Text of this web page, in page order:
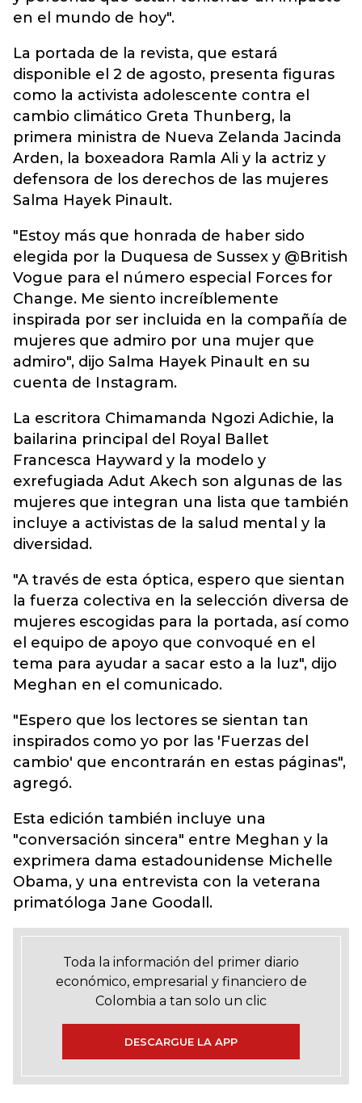
en el mundo de hoy".
La portada de la revista, que estará
disponible el 2 de agosto, presenta figuras
como la activista adolescente contra el
cambio climático Greta Thunberg, la
primera ministra de Nueva Zelanda Jacinda
Arden, la boxeadora Ramla Ali y la actriz y
defensora de los derechos de las mujeres
Salma Hayek Pinault.
"Estoy más que honrada de haber sido
elegida por la Duquesa de Sussex y @British
Vogue para el número especial Forces for
Change. Me siento increíblemente
inspirada por ser incluida en la compañía de
mujeres que admiro por una mujer que
admiro", dijo Salma Hayek Pinault en su
cuenta de Instagram.
La escritora Chimamanda Ngozi Adichie, la
bailarina principal del Royal Ballet
Francesca Hayward y la modelo y
exrefugiada Adut Akech son algunas de las
mujeres que integran una lista que también
incluye a activistas de la salud mental y la
diversidad.
"A través de esta óptica, espero que sientan
la fuerza colectiva en la selección diversa de
mujeres escogidas para la portada, así como
el equipo de apoyo que convoqué en el
tema para ayudar a sacar esto a la luz", dijo
Meghan en el comunicado.
"Espero que los lectores se sientan tan
inspirados como yo por las 'Fuerzas del
cambio' que encontrarán en estas páginas",
agregó.
Esta edición también incluye una
"conversación sincera" entre Meghan y la
exprimera dama estadounidense Michelle
Obama, y una entrevista con la veterana
primatóloga Jane Goodall.
Toda la información del primer diario
económico, empresarial y financiero de
Colombia a tan solo un clic
DESCARGUE LA APP